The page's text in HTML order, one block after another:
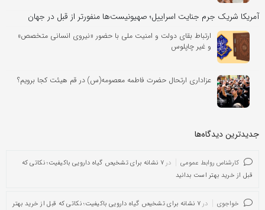
آمریکا شریک جرم جنایت اسراییل؛ صهیونیست‌ها منفورتر از قبل در جهان
ارتباط بقای دولت و امنیت ملی با حضور «نیروی انسانی متخصص»
و غیر چاپلوس
عزاداری ارتحال حضرت فاطمه معصومه(س) در قم هیئت کجا برویم؟
جدیدترین دیدگاه‌‌ها
کارشناس روابط عمومی در
۷ نشانه برای تشخیص گیاه دارویی باکیفیت؛ نکاتی که
قبل از خرید بهتر است بدانید
خواجوی در
۷ نشانه برای تشخیص گیاه دارویی باکیفیت؛ نکاتی که قبل از خرید بهتر